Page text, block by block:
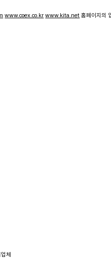
www.coex.co.kr www.kita.net 홈페이지의
체